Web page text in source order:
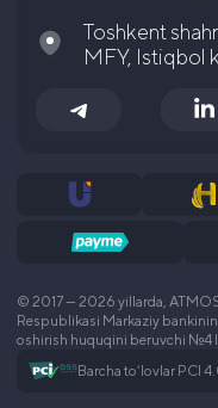
Toshkent
MFY, Istiqbol
© 2017 — 2026 yillarda,
Respublikasi Markaziy
oshirish huquqini beruvchi №4
Barcha to‘lovlar PCI